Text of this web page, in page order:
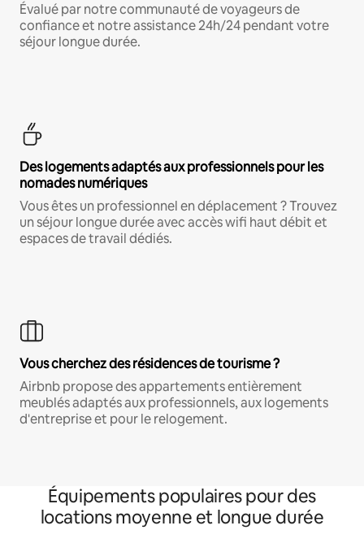
Évalué par notre communauté de voyageurs de
confiance et notre assistance 24h/24 pendant votre
séjour longue durée.
Des logements adaptés aux professionnels pour les
nomades numériques
Vous êtes un professionnel en déplacement ? Trouvez
un séjour longue durée avec accès wifi haut débit et
espaces de travail dédiés.
Vous cherchez des résidences de tourisme ?
Airbnb propose des appartements entièrement
meublés adaptés aux professionnels, aux logements
d'entreprise et pour le relogement.
Équipements populaires pour des
locations moyenne et longue durée